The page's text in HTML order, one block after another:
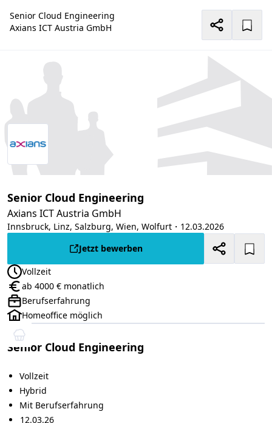
Senior Cloud Engineering
Axians ICT Austria GmbH
Senior Cloud Engineering
Axians ICT Austria GmbH
Innsbruck, Linz, Salzburg, Wien, Wolfurt ・12.03.2026
Jetzt bewerben
Anstellungsart:
Vollzeit
Gehalt:ab 4000 € monatlich
Positionsebene:
Berufserfahrung
Homeoffice möglich
Senior Cloud Engineering
Vollzeit
Hybrid
Mit Berufserfahrung
12.03.26